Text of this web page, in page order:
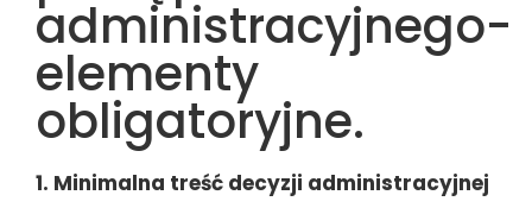
administracyjnego-
elementy
obligatoryjne.
1. Minimalna treść decyzji administracyjnej